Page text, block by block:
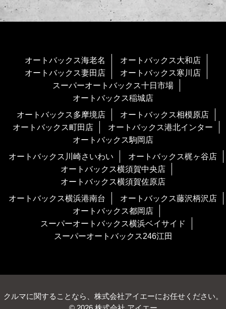
オートバックス海老名
オートバックス大和店
オートバックス妻田店
オートバックス寒川店
スーパーオートバックス十日市場
オートバックス稲城店
オートバックス多摩境店
オートバックス相模原店
オートバックス町田店
オートバックス港北インター
オートバックス駒岡店
オートバックス川崎さいわい
オートバックス梶ヶ谷店
オートバックス横須賀中央店
オートバックス横須賀佐原店
オートバックス横浜港南台
オートバックス藤沢柄沢店
オートバックス都岡店
スーパーオートバックス横浜ベイサイド
スーパーオートバックス246江田
クルマに関することなら、株式会社アイエーにお任せください。